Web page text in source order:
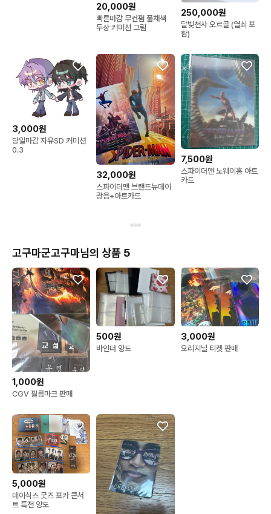
20,000원
빠른마감 무컨펌 풀채색
두상 커미션 그림
250,000원
달빛천사 오르골 (열쇠 포
함)
3,000원
당일마감 자유SD 커미션
0.3
32,000원
스파이더맨 브랜드뉴데이
광음+아트카드
7,500원
스파이더맨 노웨이홈 아트
카드
고구마군고구마님의 상품 5
1,000원
CGV 필름마크 판매
500원
바인더 양도
3,000원
오리지널 티켓 판매
5,000원
데이식스 굿즈 포카 콘서
트 특전 양도